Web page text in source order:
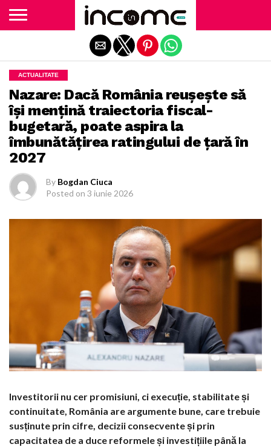
ACTUALITATE
Nazare: Dacă România reușește să
își mențină traiectoria fiscal-
bugetară, poate aspira la
îmbunătățirea ratingului de țară în
2027
By Bogdan Ciuca
Posted on 3 iunie 2026
Investitorii nu cer promisiuni, ci execuție, stabilitate și
continuitate, România are argumente bune, care trebuie
susținute prin cifre, decizii consecvente și prin
capacitatea de a duce reformele și investițiile până la
Exit mobile version